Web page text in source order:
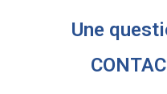
Une